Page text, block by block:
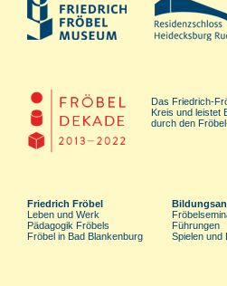
Das Friedrich-
Kreis und leistet
durch den
Friedrich Fröbel
Leben und Werk
Pädagogik Fröbels
Fröbel in Bad Blankenburg
Führungen
Spielen und